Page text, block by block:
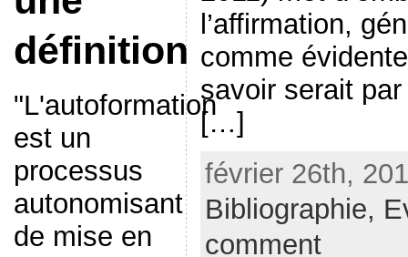
définition
"L'autoformation
est un
processus
autonomisant
de mise en
l’affirmation,
comme
savoir serait
[…]
février 26th,
Bibliographie,
comment